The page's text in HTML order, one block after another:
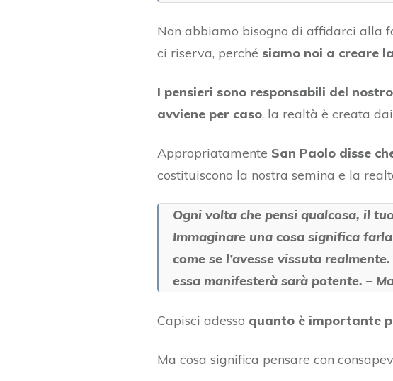
Non abbiamo bisogno di affidarci alla
ci riserva, perché siamo noi a creare
I pensieri sono responsabili del
avviene per caso, la realtà è creata
Appropriatamente San Paolo disse
costituiscono la nostra semina e la
Ogni volta che pensi qualcosa, il
Immaginare una cosa significa
come se l’avesse vissuta
essa manifesterà sarà potente. –
Capisci adesso quanto è importante
Ma cosa significa pensare con